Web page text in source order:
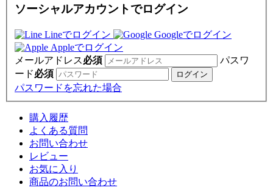
ソーシャルアカウントでログイン
Lineでログイン
Googleでログイン
Appleでログイン
メールアドレス必須
パスワ
ード必須
パスワードを忘れた場合
購入履歴
よくある質問
お問い合わせ
レビュー
お気に入り
商品のお問い合わせ